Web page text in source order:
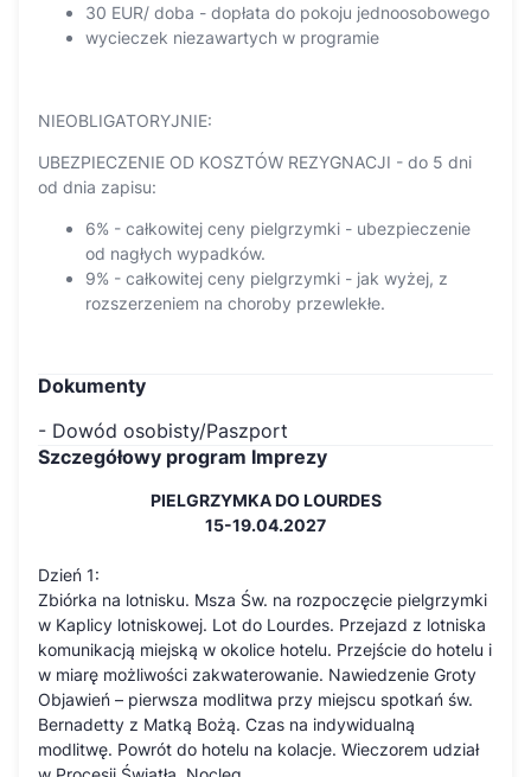
30 EUR/ doba - dopłata do pokoju jednoosobowego
wycieczek niezawartych w programie
NIEOBLIGATORYJNIE:
UBEZPIECZENIE OD KOSZTÓW REZYGNACJI - do 5 dni
od dnia zapisu:
6% - całkowitej ceny pielgrzymki - ubezpieczenie
od nagłych wypadków.
9% - całkowitej ceny pielgrzymki - jak wyżej, z
rozszerzeniem na choroby przewlekłe.
Dokumenty
- Dowód osobisty/Paszport
Szczegółowy program Imprezy
PIELGRZYMKA DO LOURDES
15-19.04.2027
Dzień 1:
Zbiórka na lotnisku. Msza Św. na rozpoczęcie pielgrzymki
w Kaplicy lotniskowej. Lot do Lourdes. Przejazd z lotniska
komunikacją miejską w okolice hotelu. Przejście do hotelu i
w miarę możliwości zakwaterowanie. Nawiedzenie Groty
Objawień – pierwsza modlitwa przy miejscu spotkań św.
Bernadetty z Matką Bożą. Czas na indywidualną
modlitwę. Powrót do hotelu na kolacje. Wieczorem udział